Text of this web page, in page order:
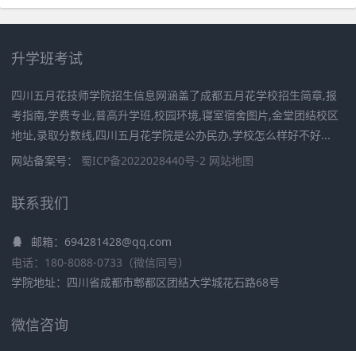
升学班考试
四川五月花技师学院招生信息网涵盖了成都五月花学校招生简章,报
考指南,学费专业,普高升学班,校园环境,寝室宿舍图片,金堂团结校区
地址,录取分数线,四川五月花学院是公办民办,学校怎么样好不好...
网站备案号： 蜀ICP备2022028440号-2 网站地图
联系我们
邮箱：694281428@qq.com
电话：180-8088-0733（微信同号）
学院地址：四川省成都市郫都区团结大学城花石路68号
微信咨询